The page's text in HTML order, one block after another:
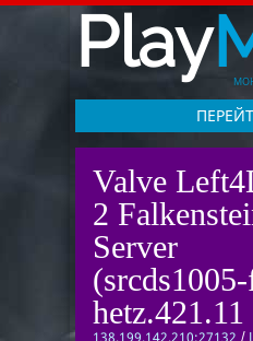
Play
Valve
2
Server
hetz.421.11
138.199.142.210:27132 /